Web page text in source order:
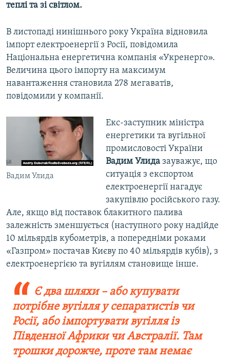
теплі та зі світлом.
В листопаді нинішнього року Україна відновила
імпорт електроенергії з Росії, повідомила
Національна енергетична компанія «Укренерго».
Величина цього імпорту на максимум
навантаження становила 278 мегаватів,
повідомили у компанії.​
Вадим Улида
Екс-заступник міністра
енергетики та вугільної
промисловості України
Вадим Улида зауважує, що
ситуація з експортом
електроенергії нагадує
закупівлю російського газу.
Але, якщо від поставок блакитного палива
залежність зменшується (наступного року надійде
10 мільярдів кубометрів, а попередніми роками
«Газпром» постачав Києву по 40 мільярдів кубів), з
електроенергією та вугіллям становище інше.
Є два шляхи – або купувати
потрібне вугілля у сепаратистів чи
Росії, або імпортувати вугілля із
Південної Африки чи Австралії. Там
трошки дорожче, проте там немає